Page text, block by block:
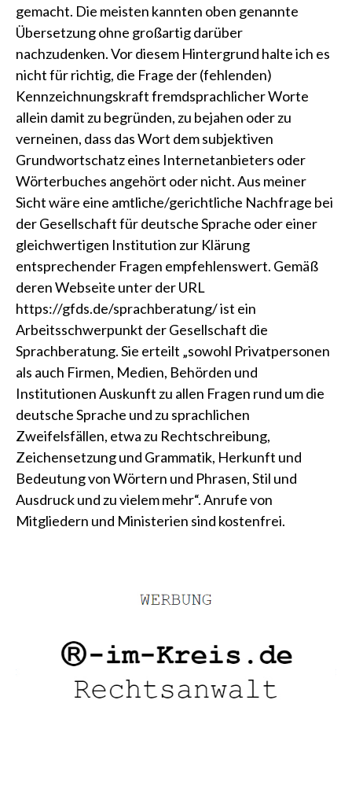
gemacht. Die meisten kannten oben genannte
Übersetzung ohne großartig darüber
nachzudenken. Vor diesem Hintergrund halte ich es
nicht für richtig, die Frage der (fehlenden)
Kennzeichnungskraft fremdsprachlicher Worte
allein damit zu begründen, zu bejahen oder zu
verneinen, dass das Wort dem subjektiven
Grundwortschatz eines Internetanbieters oder
Wörterbuches angehört oder nicht. Aus meiner
Sicht wäre eine amtliche/gerichtliche Nachfrage bei
derGesellschaft für deutsche Sprache oder einer
gleichwertigen Institution zur Klärung
entsprechender Fragen empfehlenswert. Gemäß
deren Webseite unter der URL
https://gfds.de/sprachberatung/ist ein
Arbeitsschwerpunkt der Gesellschaft die
Sprachberatung. Sie erteilt „sowohl Privatpersonen
als auch Firmen, Medien, Behörden und
Institutionen Auskunft zu allen Fragen rund um die
deutsche Sprache und zu sprachlichen
Zweifelsfällen, etwa zu Rechtschreibung,
Zeichensetzung und Grammatik, Herkunft und
Bedeutung von Wörtern und Phrasen, Stil und
Ausdruck und zu vielem mehr“. Anrufe von
Mitgliedern und Ministerien sind kostenfrei.